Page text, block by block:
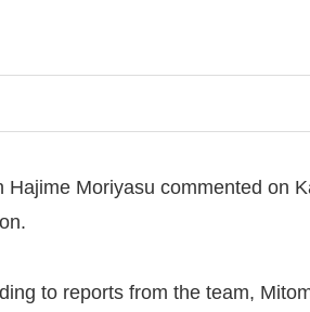
Hajime Moriyasu commented on
to reports from the team,